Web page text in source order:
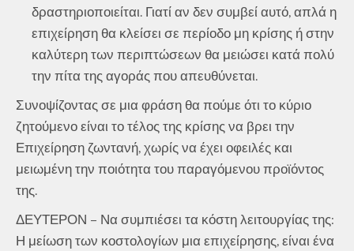
δραστηριοποιείται. Γιατί αν δεν συμβεί αυτό, απλά η
επιχείρηση θα κλείσει σε περίοδο μη κρίσης ή στην
καλύτερη των περιπτώσεων θα μειώσει κατά πολύ
την πίτα της αγοράς που απευθύνεται.
Συνοψίζοντας σε μια φράση θα πούμε ότι το κύριο
ζητούμενο είναι το τέλος της κρίσης να βρει την
Επιχείρηση ζωντανή, χωρίς να έχει οφειλές και
μειωμένη την ποιότητα του παραγόμενου προϊόντος
της.
ΔΕΥΤΕΡΟΝ – Να συμπιέσει τα κόστη λειτουργίας της:
Η μείωση των κοστολογίων μια επιχείρησης, είναι ένα